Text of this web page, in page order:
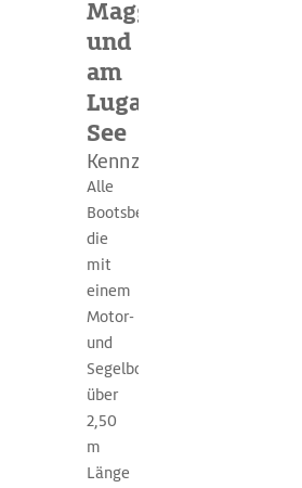
Maggiore
und
am
Luganer
See
Kennzeichnungspflicht
Alle
Bootsbesitzer,
die
mit
einem
Motor-
und
Segelboot
über
2,50
m
Länge